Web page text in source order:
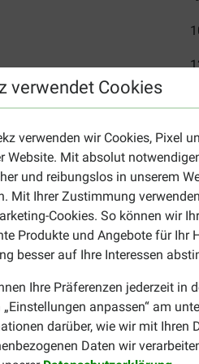
verwendet Cookies
verwenden wir Cookies, Pixel
Website. Mit absolut
und reibungslos in unserem
Mit Ihrer Zustimmung
Cookies. So können wir
Produkte und Angebote für Ihr
besser auf Ihre Interessen
Ihre Präferenzen jederzeit in
„Einstellungen anpassen“ am
darüber, wie wir mit Ihren
Daten wir
Veterinary
Gerste, hydrolysierte
der Palmitinsäure und
Hochverdauliche
1,8 % - Rohfett: 7 % -